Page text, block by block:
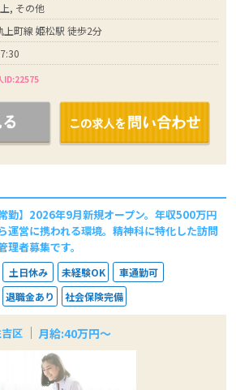
, その他
上町線 姫松駅 徒歩2分
ID:22575
勤】2026年9月新規オープン。年収500万円
運営に携われる環境。精神科に特化した訪問
者募集です。
土日休み 未経験OK
車通勤可
退職金あり 社会保険完備
区 月給:40万円～